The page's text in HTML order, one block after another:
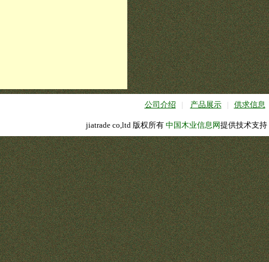
公司介绍 | 产品展示 | 供求信息
jiatrade co,ltd 版权所有 中国木业信息网提供技术支持